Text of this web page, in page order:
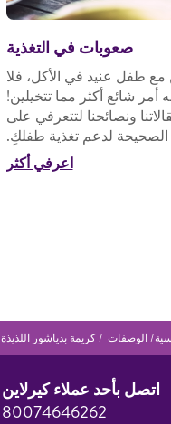
صعوبات في التغذية
مع طفل عنيد في الأكل، فلا
أمر شائع أكثر مما تتخيلين!
ونصائحنا لتتعرفي على
الصحيحة لدعم تغذية طفلكِ.
اعرفي أكثر
الوصفات كريمة بدياشور اللذيذة
اتصل بأحد عملاء كيرلاين
80074646262